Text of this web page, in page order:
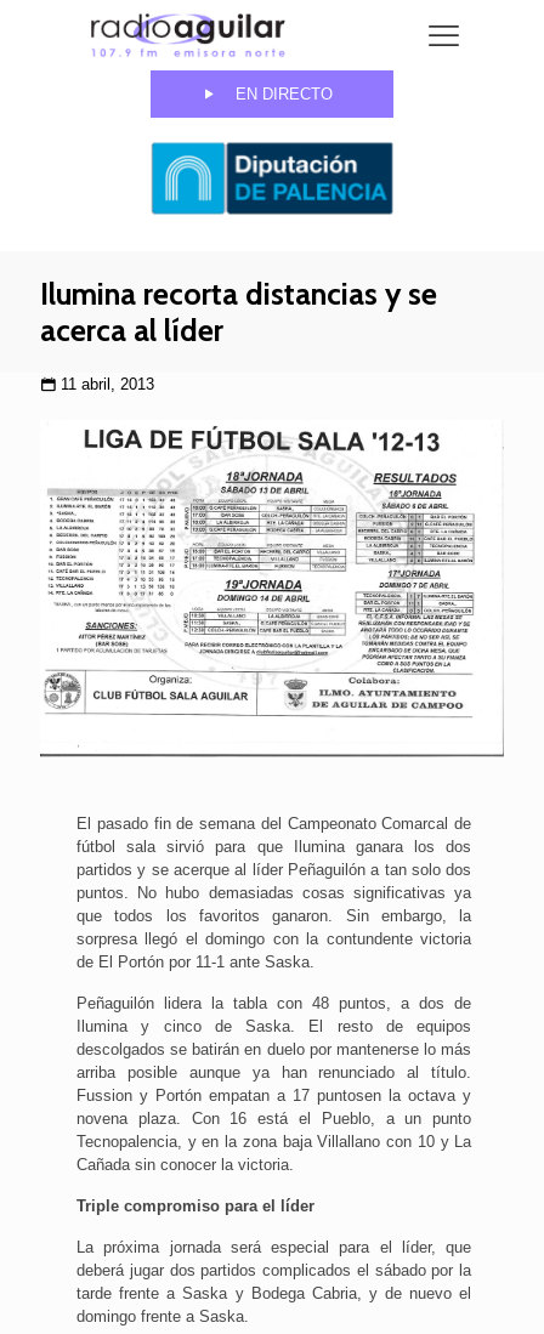
EN DIRECTO
Ilumina recorta distancias y se
acerca al líder
11 abril, 2013
El pasado fin de semana del Campeonato Comarcal de
fútbol sala sirvió para que Ilumina ganara los dos
partidos y se acerque al líder Peñaguilón a tan solo dos
puntos. No hubo demasiadas cosas significativas ya
que todos los favoritos ganaron. Sin embargo, la
sorpresa llegó el domingo con la contundente victoria
de El Portón por 11-1 ante Saska.
Peñaguilón lidera la tabla con 48 puntos, a dos de
Ilumina y cinco de Saska. El resto de equipos
descolgados se batirán en duelo por mantenerse lo más
arriba posible aunque ya han renunciado al título.
Fussion y Portón empatan a 17 puntosen la octava y
novena plaza. Con 16 está el Pueblo, a un punto
Tecnopalencia, y en la zona baja Villallano con 10 y La
Cañada sin conocer la victoria.
Triple compromiso para el líder
La próxima jornada será especial para el líder, que
deberá jugar dos partidos complicados el sábado por la
tarde frente a Saska y Bodega Cabria, y de nuevo el
domingo frente a Saska.